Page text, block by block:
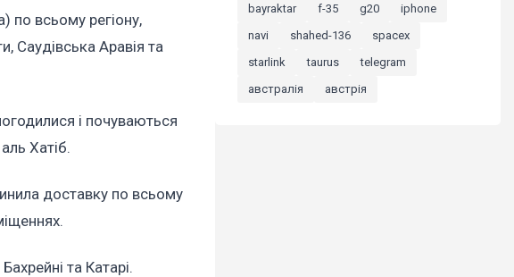
по всьому регіону,
Саудівська Аравія та
і почуваються
Хатіб.
доставку по всьому
та Катарі.
bayraktar f-35 g20
iphone
navi
shahed-136
spacex
starlink
taurus
telegram
австралія
австрія